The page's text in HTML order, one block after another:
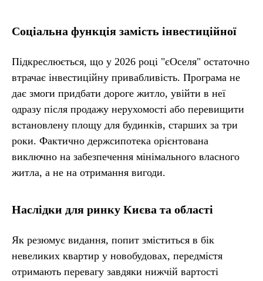
Соціальна функція замість інвестиційної
Підкреслюється, що у 2026 році "єОселя" остаточно
втрачає інвестиційну привабливість. Програма не
дає змоги придбати дороге житло, увійти в неї
одразу після продажу нерухомості або перевищити
встановлену площу для будинків, старших за три
роки. Фактично держсипотека орієнтована
виключно на забезпечення мінімального власного
житла, а не на отримання вигоди.
Наслідки для ринку Києва та області
Як резюмує видання, попит зміститься в бік
невеликих квартир у новобудовах, передмістя
отримають перевагу завдяки нижчій вартості